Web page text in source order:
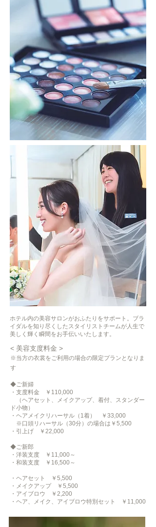
ホテル内の美容サロンがおふたりをサポート。ブラ
イダルを知り尽くしたスタイリストチームが人生で
美しく輝く瞬間をお手伝いいたします。
< 美容支度料金 >
※当方の衣裳をご利用の場合の限定プランとなりま
す
◆ご新婦
・支度料金 ￥110,000
（ヘアセット、メイクアップ、着付、スタンダー
ド小物）
・ヘアメイクリハーサル（1着） ￥33,000
※口頭リハーサル（30分）の場合は￥5,500
・引上げ ￥22,000
◆ご新郎
・洋装支度 ￥11,000～
・和装支度 ￥16,500～
・ヘアセット ￥5,500
・メイクアップ ￥5,500
・アイブロウ ￥2,200
・ヘア、メイク、アイブロウ特別セット ￥11,000